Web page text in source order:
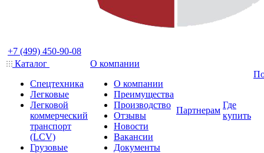
+7 (499) 450-90-08
Каталог
Спецтехника
Легковые
Легковой
коммерческий
транспорт
(LCV)
Грузовые
О компании
О компании
Преимущества
Производство
Отзывы
Новости
Вакансии
Документы
Партнерам
Где
купить